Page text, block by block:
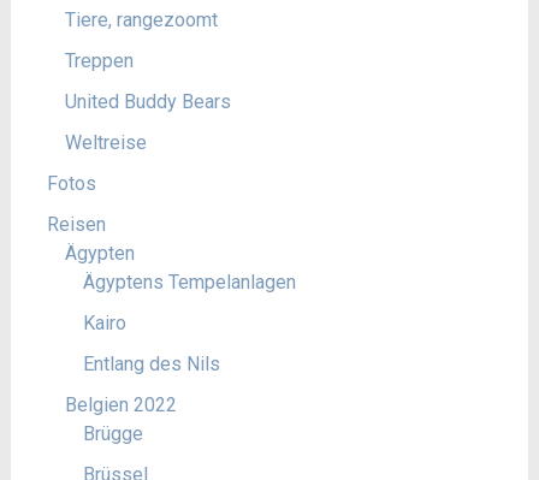
Tiere, rangezoomt
Treppen
United Buddy Bears
Weltreise
Fotos
Reisen
Ägypten
Ägyptens Tempelanlagen
Kairo
Entlang des Nils
Belgien 2022
Brügge
Brüssel